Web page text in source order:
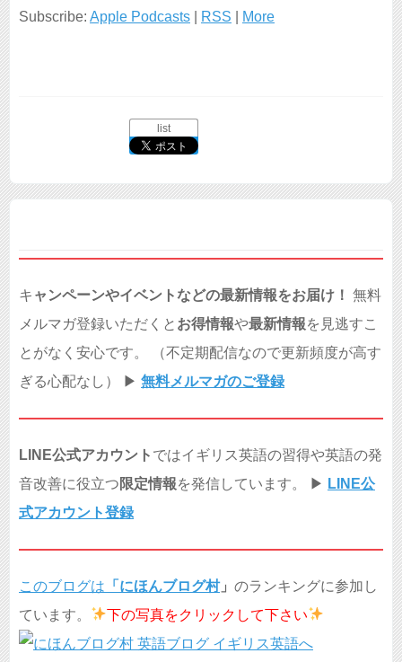
ー
Subscribe: Apple Podcasts RSS More
list
キ ャンペーンやイベントなどの最新情報をお届け！ 無料
メルマガ登録いただくと お得情報や最新情報を見逃すこ
とがなく安心です。 （不定期配信なので更新頻度が高す
ぎる心配なし） ▶︎ 無料メルマガのご登録
LINE公式アカウント ではイギリス英語の習得や英語の発
音改善に役立つ 限定情報を発信しています。 ▶︎ LINE公
式アカウント登録
このブログは 「 にほんブログ村」 のランキングに参加し
ています。
下の写真をクリックして下さい